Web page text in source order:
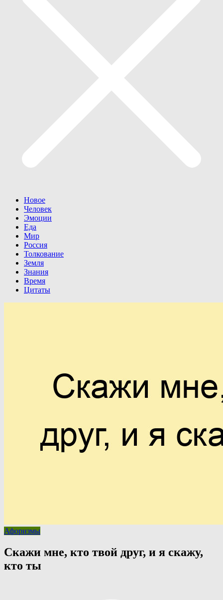
Новое
Человек
Эмоции
Еда
Мир
Россия
Толкование
Земля
Знания
Время
Цитаты
Афоризмы
Скажи мне, кто твой друг, и я скажу,
кто ты